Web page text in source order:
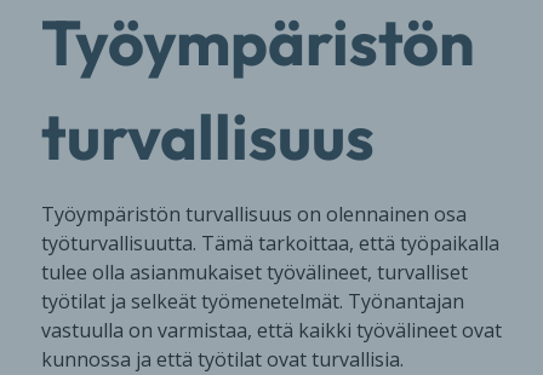
Työympäristön
turvallisuus
Työympäristön turvallisuus on olennainen osa
työturvallisuutta. Tämä tarkoittaa, että työpaikalla
tulee olla asianmukaiset työvälineet, turvalliset
työtilat ja selkeät työmenetelmät. Työnantajan
vastuulla on varmistaa, että kaikki työvälineet ovat
kunnossa ja että työtilat ovat turvallisia.